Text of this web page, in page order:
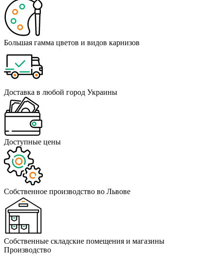
Большая гамма цветов и видов карнизов
Доставка в любой город Украины
Доступные цены
Собственное производство во Львове
Собственные складские помещения и магазины
Производство